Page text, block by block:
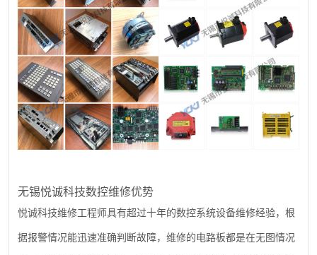
无锡悦诚科技数控维修优势
悦诚科技维修工程师具有超过十年的数控系统设备维修经验，根
据报警情况能迅速准确判断故障，维修的电路板都是在无图情况